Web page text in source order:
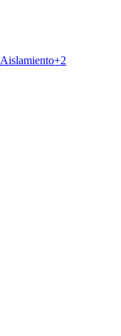
Aislamiento+2